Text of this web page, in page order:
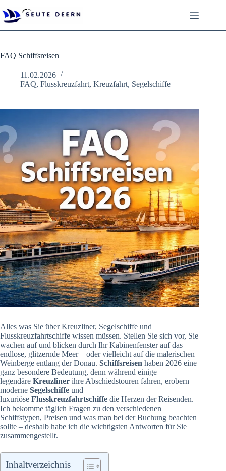
Inhalt
springen
FAQ Schiffsreisen
11.02.2026
FAQ, Flusskreuzfahrt, Kreuzfahrt, Segelschiffe
Alles was Sie über Kreuzliner, Segelschiffe und
Flusskreuzfahrtschiffe wissen müssen. Stellen Sie sich vor, Sie
wachen auf und blicken durch Ihr Kabinenfenster auf das
endlose, glitzernde Meer – oder vielleicht auf die malerischen
Weinberge entlang der Donau. Schiffsreisen haben 2026 eine
ganz besondere Bedeutung, denn während einige
legendäre Kreuzliner ihre Abschiedstouren fahren, erobern
moderne Segelschiffe und
luxuriöse Flusskreuzfahrtschiffe die Herzen der Reisenden.
Ich bekomme täglich Fragen zu den verschiedenen
Schiffstypen, Preisen und was man bei der Buchung beachten
sollte – deshalb habe ich die wichtigsten Antworten für Sie
zusammengestellt.
Inhaltverzeichnis